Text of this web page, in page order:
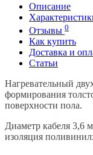
Описание
Отзывы 0
Как купить
Доставка и
Статьи
Нагревательный
формирования
поверхности пола.
Диаметр кабеля 3,6
изоляция